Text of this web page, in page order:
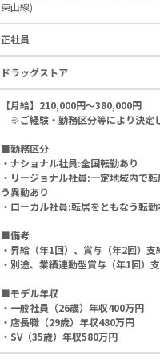
東山線)
正社員
ドラッグストア
【月給】210,000円～380,000円
※ご経験・勤務区分等により決定
■勤務区分
・ナショナル社員:全国転勤あり
・リージョナル社員:一定地域内で
う異動あり
・ローカル社員:転居をともなう転勤
■備考
・昇給（年1回）、賞与（年2回）支
・別途、業績連動型賞与（年1回）
■モデル年収
・一般社員（26歳）年収400万円
・店長職（29歳）年収480万円
・SV（35歳）年収580万円